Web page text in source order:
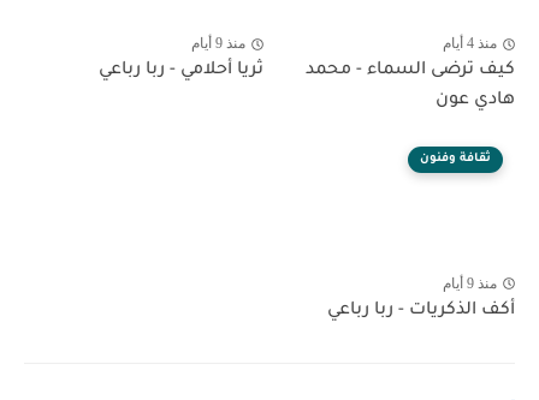
منذ 4 أيام
كيف ترضى السماء - محمد
هادي عون
منذ 9 أيام
ثريا أحلامي - ربا رباعي
ثقافة وفنون
منذ 9 أيام
أكف الذكريات - ربا رباعي